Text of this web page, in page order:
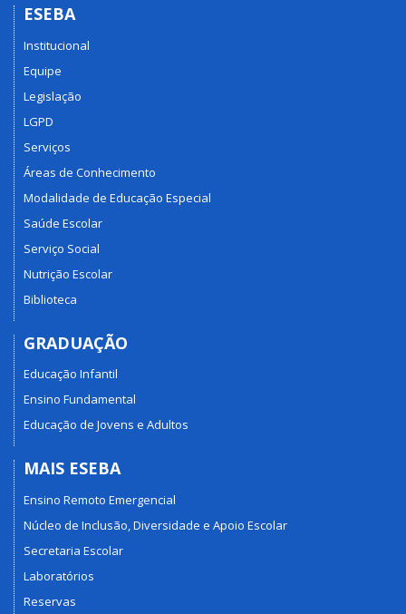
ESEBA
Institucional
Equipe
Legislação
LGPD
Serviços
Áreas de Conhecimento
Modalidade de Educação Especial
Saúde Escolar
Serviço Social
Nutrição Escolar
Biblioteca
GRADUAÇÃO
Educação Infantil
Ensino Fundamental
Educação de Jovens e Adultos
MAIS ESEBA
Ensino Remoto Emergencial
Núcleo de Inclusão, Diversidade e Apoio Escolar
Secretaria Escolar
Laboratórios
Reservas